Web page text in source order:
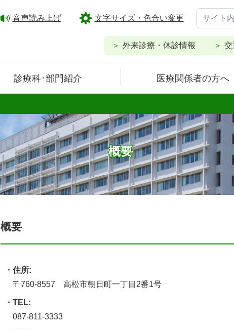
音声読み上げ 文字サイズ・色合い変更
外来診療・休診情報 交
診療科･部門紹介 医療関係者の方へ
概要
概要
住所:
〒760-8557 高松市朝日町一丁目2番1号
TEL:
087-811-3333